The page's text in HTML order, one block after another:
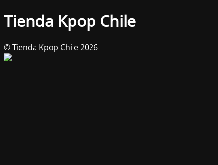
Tienda Kpop Chile
© Tienda Kpop Chile 2026